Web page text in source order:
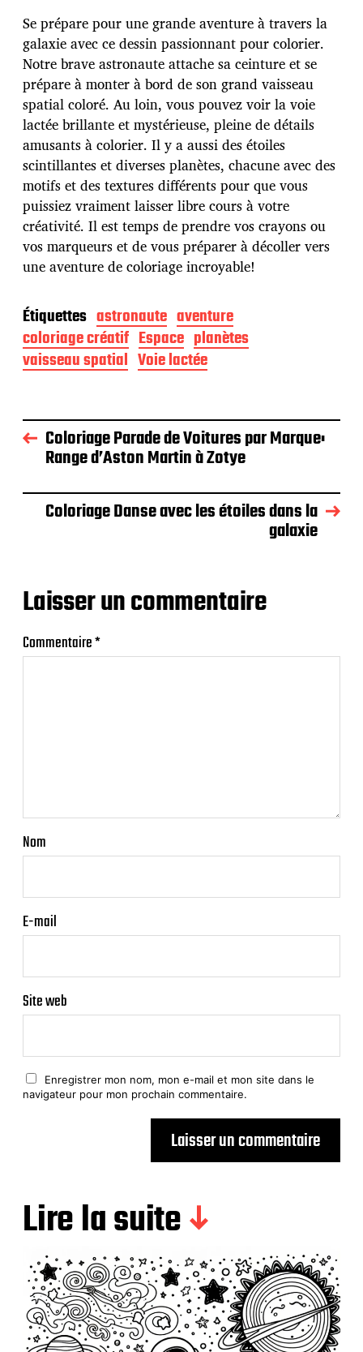
e
d
e
p
u
b
l
i
c
a
t
i
o
n
Se prépare pour une grande aventure à travers la
galaxie avec ce dessin passionnant pour colorier.
Notre brave astronaute attache sa ceinture et se
prépare à monter à bord de son grand vaisseau
spatial coloré. Au loin, vous pouvez voir la voie
lactée brillante et mystérieuse, pleine de détails
amusants à colorier. Il y a aussi des étoiles
scintillantes et diverses planètes, chacune avec des
motifs et des textures différents pour que vous
puissiez vraiment laisser libre cours à votre
créativité. Il est temps de prendre vos crayons ou
vos marqueurs et de vous préparer à décoller vers
une aventure de coloriage incroyable!
Étiquettes astronaute aventure
coloriage créatif Espace planètes
vaisseau spatial Voie lactée
Coloriage Parade de Voitures par Marque:
Range d’Aston Martin à Zotye
Coloriage Danse avec les étoiles dans la
galaxie
Laisser un commentaire
Commentaire*
Nom
E-mail
Site web
Enregistrer mon nom, mon e-mail et mon site dans le
navigateur pour mon prochain commentaire.
Lire la suite